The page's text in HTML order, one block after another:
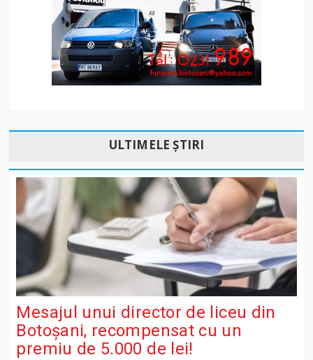
ULTIMELE ȘTIRI
Mesajul unui director de liceu din
Botoșani, recompensat cu un
premiu de 5.000 de lei!